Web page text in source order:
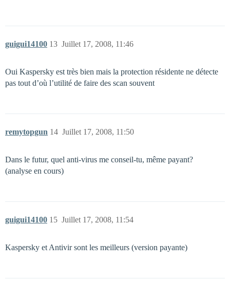
guigui14100 Juillet 17, 2008, 11:46
13
Oui Kaspersky est très bien mais la protection résidente ne détecte
pas tout d’où l’utilité de faire des scan souvent
remytopgun Juillet 17, 2008, 11:50
14
Dans le futur, quel anti-virus me conseil-tu, même payant?
(analyse en cours)
guigui14100 Juillet 17, 2008, 11:54
15
Kaspersky et Antivir sont les meilleurs (version payante)